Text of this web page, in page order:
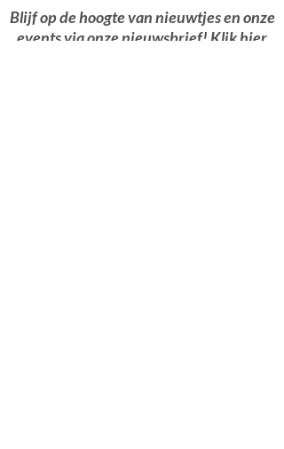
Blijf op de hoogte van nieuwtjes en onze
events via onze nieuwsbrief! Klik hier